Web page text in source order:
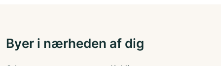
Byer i nærheden af dig